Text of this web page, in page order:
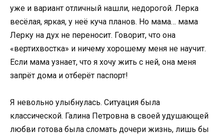
уже и вариант отличный нашли, недорогой. Лерка
весёлая, яркая, у неё куча планов. Но мама… мама
Лерку на дух не переносит. Говорит, что она
«вертихвостка» и ничему хорошему меня не научит.
Если мама узнает, что я хочу жить с ней, она меня
запрёт дома и отберёт паспорт!
Я невольно улыбнулась. Ситуация была
классической. Галина Петровна в своей удушающей
любви готова была сломать дочери жизнь, лишь бы